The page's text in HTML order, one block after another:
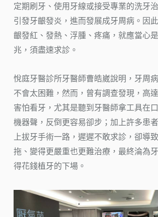
定期刷牙、使用牙線或接受專業的洗牙
引發牙齦發炎，進而發展成牙周病。因
齦發紅、發熱、浮腫、疼痛，就應當心
兆，須盡速求診。
悅庭牙醫診所牙醫師曹皓崴說明，牙周
不會太困難，然而，曾有調查發現，高
害怕看牙，尤其是聽到牙醫師拿工具在
機器聲，反倒更容易卻步；加上許多患
上拔牙手術一路，遲遲不敢求診，卻導
拖、變得更嚴重也更難治療，最終淪為
得花錢植牙的下場。